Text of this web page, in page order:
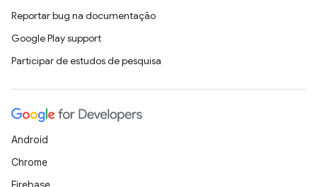
Reportar bug na documentação
Google Play support
Participar de estudos de pesquisa
Android
Chrome